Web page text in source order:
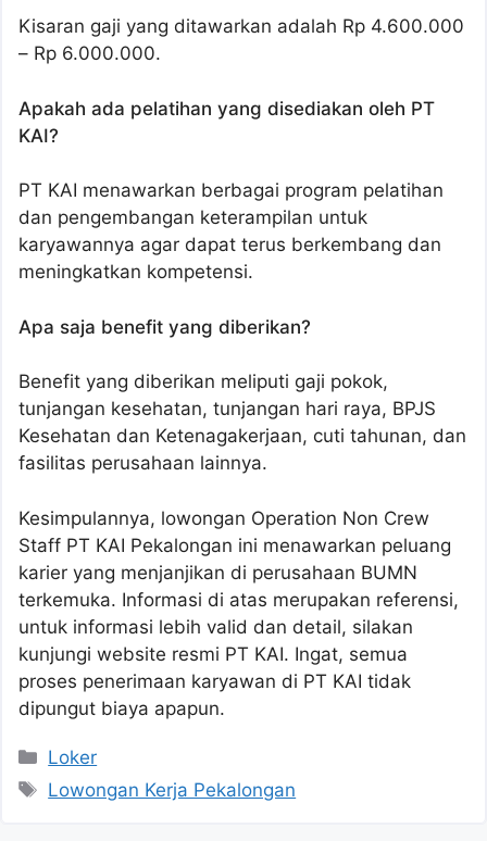
Kisaran gaji yang ditawarkan adalah Rp 4.600.000
– Rp 6.000.000.
Apakah ada pelatihan yang disediakan oleh PT
KAI?
PT KAI menawarkan berbagai program pelatihan
dan pengembangan keterampilan untuk
karyawannya agar dapat terus berkembang dan
meningkatkan kompetensi.
Apa saja benefit yang diberikan?
Benefit yang diberikan meliputi gaji pokok,
tunjangan kesehatan, tunjangan hari raya, BPJS
Kesehatan dan Ketenagakerjaan, cuti tahunan, dan
fasilitas perusahaan lainnya.
Kesimpulannya, lowongan Operation Non Crew
Staff PT KAI Pekalongan ini menawarkan peluang
karier yang menjanjikan di perusahaan BUMN
terkemuka. Informasi di atas merupakan referensi,
untuk informasi lebih valid dan detail, silakan
kunjungi website resmi PT KAI. Ingat, semua
proses penerimaan karyawan di PT KAI tidak
dipungut biaya apapun.
Kategori
Loker
Tag
Lowongan Kerja Pekalongan